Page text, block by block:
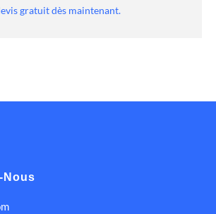
gratuit dès maintenant.
Nous